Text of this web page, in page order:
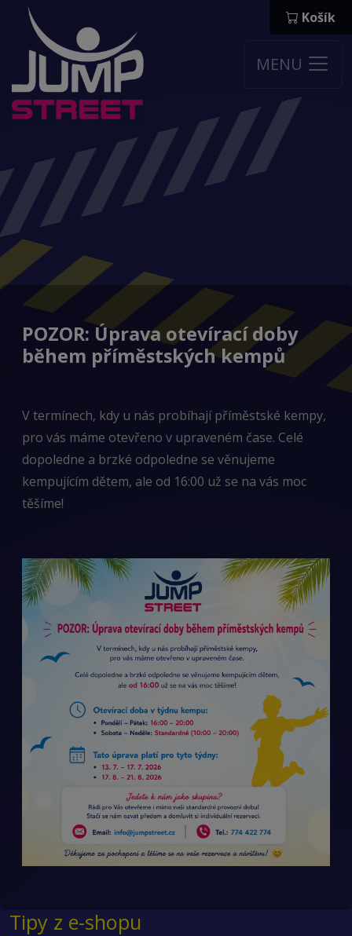
MENU
Košík
POZOR: Úprava otevírací doby
během příměstských kempů
V termínech, kdy u nás probíhají příměstské kempy,
pro vás máme otevřeno v upraveném čase. Celé
dopoledne a brzké odpoledne se věnujeme
kempujícím dětem, ale od 16:00 už se na vás moc
těšíme!
Tipy z e-shopu